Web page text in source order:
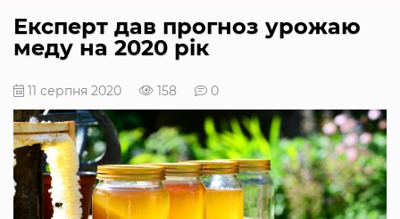
Експерт дав прогноз урожаю
меду на 2020 рік
11 серпня 2020 158 0